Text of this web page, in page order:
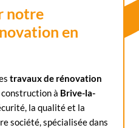
notre
en
travaux de rénovation
construction à Brive-la-
la qualité et la
société, spécialisée dans